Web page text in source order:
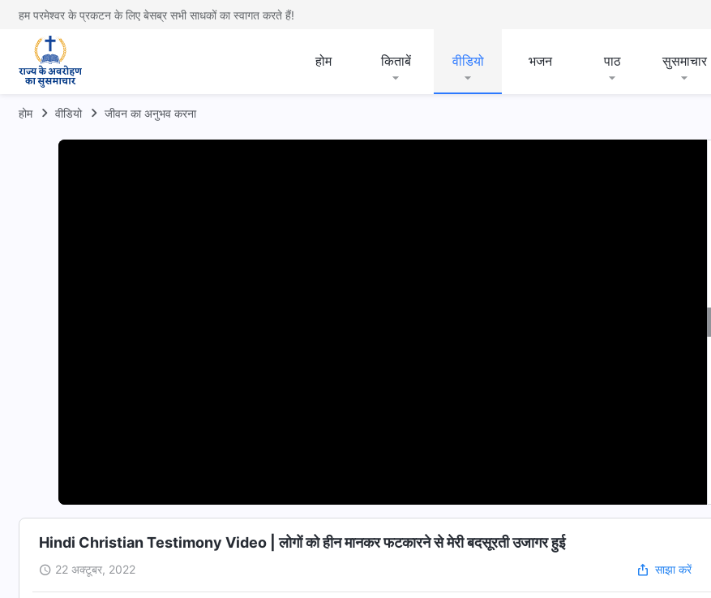
हम परमेश्वर के प्रकटन के लिए बेसब्र सभी साधकों का स्वागत करते हैं!
होम किताबें वीडियो भजन पाठ सुसमाचार
होम वीडियो जीवन का अनुभव करना
Hindi Christian Testimony Video | लोगों को हीन मानकर फटकारने से मेरी बदसूरती उजागर हुई
22 अक्टूबर, 2022 साझा करें